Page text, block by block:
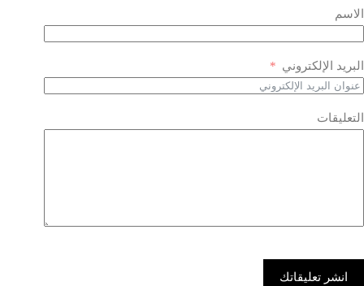
الاسم
البريد الإلكتروني
التعليقات
انشر تعليقاتك